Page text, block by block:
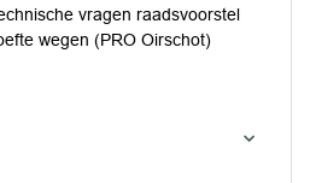
vragen raadsvoorstel
wegen (PRO Oirschot)